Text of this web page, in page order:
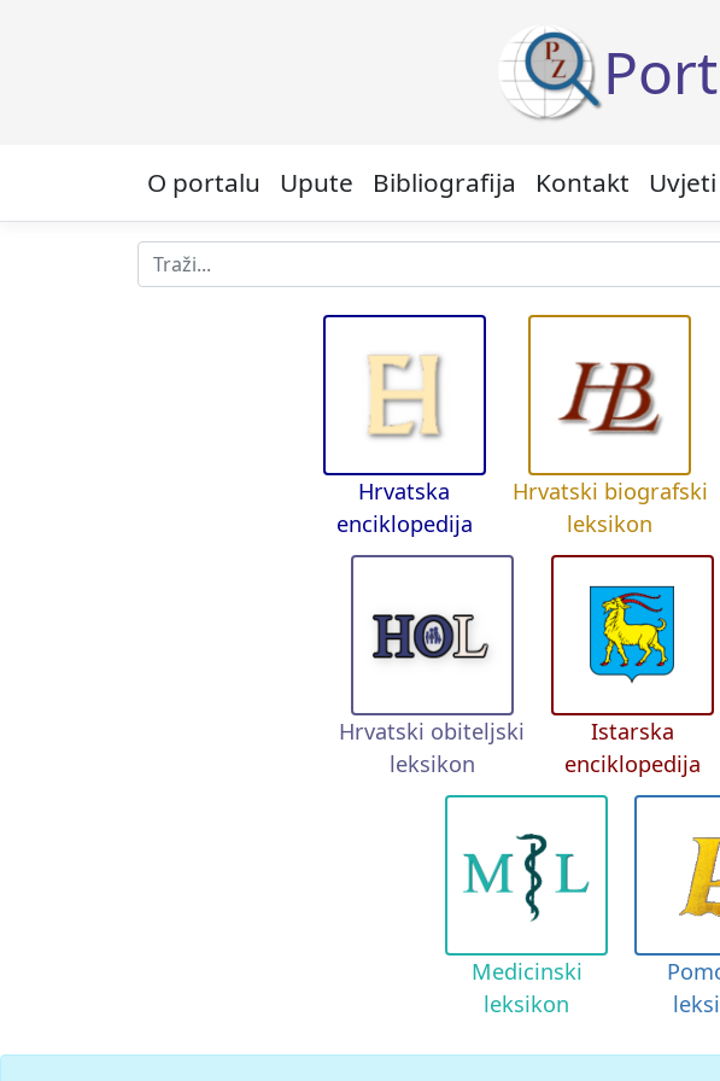
O portalu Upute Bibliografija Kontakt
Hrvatska
enciklopedija
Hrvatski biografski
leksikon
Hrvatski obiteljski
leksikon
Istarska
enciklopedija
Medicinski
leksikon